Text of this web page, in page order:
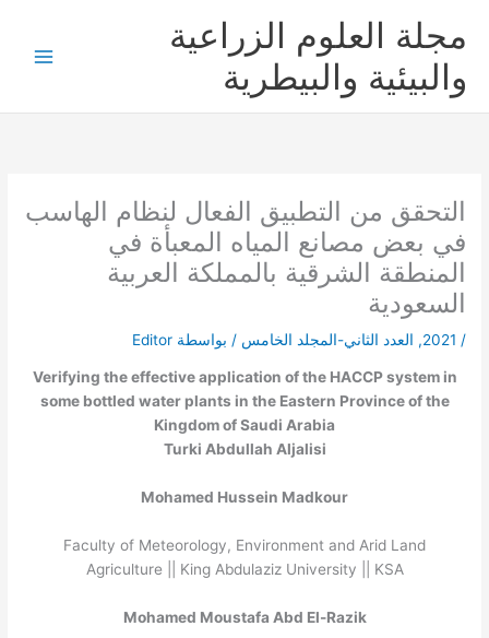
المحتوى
مجلة العلوم الزراعية
والبيئية والبيطرية
التحقق من التطبيق الفعال لنظام الهاسب
في بعض مصانع المياه المعبأة في
المنطقة الشرقية بالمملكة العربية
السعودية
/
2021
, العدد الثاني-المجلد الخامس / بواسطة Editor
Verifying the effective application of the HACCP system in
some bottled water plants in the Eastern Province of the
Kingdom of Saudi Arabia
Turki Abdullah Aljalisi
Mohamed Hussein Madkour
Faculty of Meteorology, Environment and Arid Land
Agriculture || King Abdulaziz University || KSA
Mohamed Moustafa Abd El-Razik